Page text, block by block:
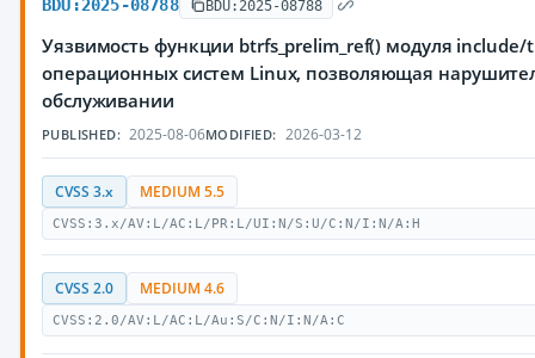
BDU:2025-08788 BDU:2025-08788
Уязвимость функции btrfs_prelim_ref() модуля
операционных систем Linux, позволяющая
обслуживании
PUBLISHED: 2025-08-06MODIFIED: 2026-03-12
CVSS 3.x MEDIUM 5.5
CVSS:3.x/AV:L/AC:L/PR:L/UI:N/S:U/C:N/I:N/A:H
CVSS 2.0 MEDIUM 4.6
CVSS:2.0/AV:L/AC:L/Au:S/C:N/I:N/A:C